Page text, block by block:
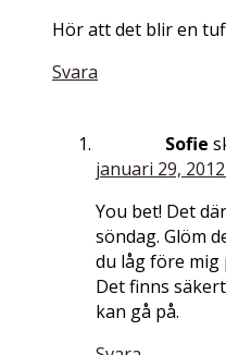
Hör att det blir en
Svara
Sofie
januari 29,
You bet! Det
söndag. Glöm
du låg före mig
Det finns
kan gå på.